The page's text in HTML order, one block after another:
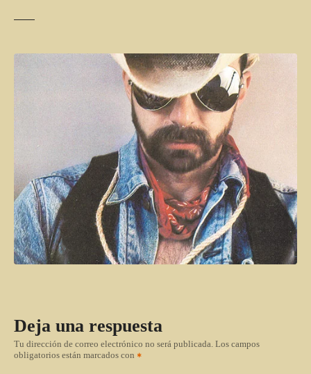
Deja una respuesta
Tu dirección de correo electrónico no será publicada. Los campos
obligatorios están marcados con